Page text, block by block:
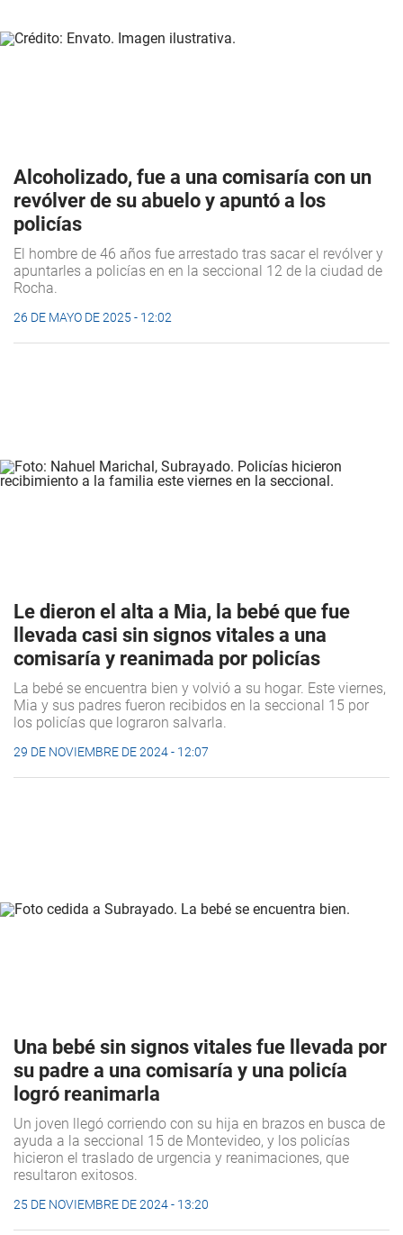
Alcoholizado, fue a una comisaría con un
revólver de su abuelo y apuntó a los
policías
El hombre de 46 años fue arrestado tras sacar el revólver y
apuntarles a policías en en la seccional 12 de la ciudad de
Rocha.
26 DE MAYO DE 2025 - 12:02
Le dieron el alta a Mia, la bebé que fue
llevada casi sin signos vitales a una
comisaría y reanimada por policías
La bebé se encuentra bien y volvió a su hogar. Este viernes,
Mia y sus padres fueron recibidos en la seccional 15 por
los policías que lograron salvarla.
29 DE NOVIEMBRE DE 2024 - 12:07
Una bebé sin signos vitales fue llevada por
su padre a una comisaría y una policía
logró reanimarla
Un joven llegó corriendo con su hija en brazos en busca de
ayuda a la seccional 15 de Montevideo, y los policías
hicieron el traslado de urgencia y reanimaciones, que
resultaron exitosos.
25 DE NOVIEMBRE DE 2024 - 13:20